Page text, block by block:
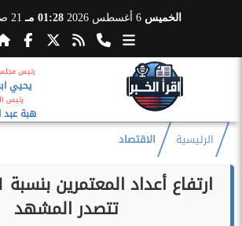
الخميس 01:28 مـ 21 صفر 1448
رئيس
يحيي
رئيس
هبة عبد
الرئيسية الاقتصاد
تتصدر المشهد